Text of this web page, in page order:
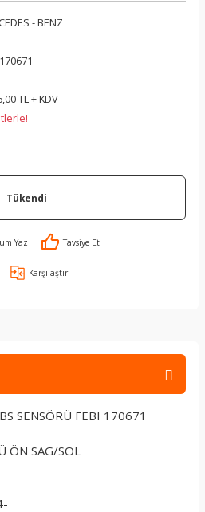
- BENZ
TL + KDV
Tükendi
Yaz Tavsiye Et
Karşılaştır
SENSÖRÜ FEBI 170671
ÖN SAG/SOL